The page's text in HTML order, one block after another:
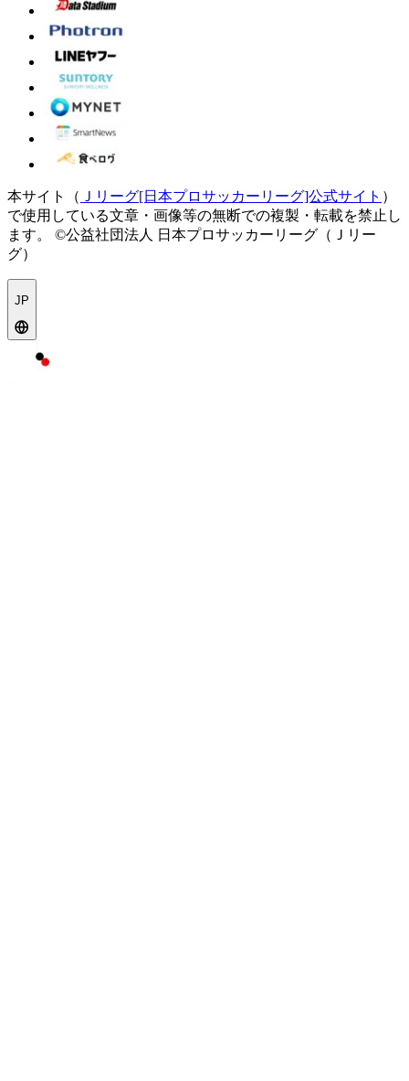
本サイト（ Ｊリーグ[日本プロサッカーリーグ]公式サイト ）
で使用している文章・画像等の無断での複製・転載を禁止し
ます。
©公益社団法人 日本プロサッカーリーグ（Ｊリー
グ）
JP